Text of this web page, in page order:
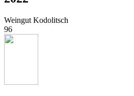
Weingut Kodolitsch
96